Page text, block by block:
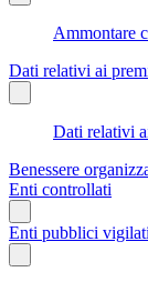
Ammontare
Dati relativi ai
Dati relativi
Benessere
Enti controllati
Enti pubblici vigilati